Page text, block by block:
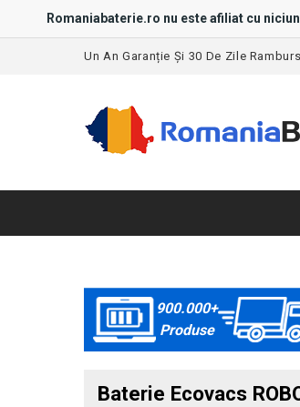
Romaniabaterie.ro nu este afiliat cu
Un An Garanție Și 30 De Zile
900.000+
Produse
Baterie Ecovacs